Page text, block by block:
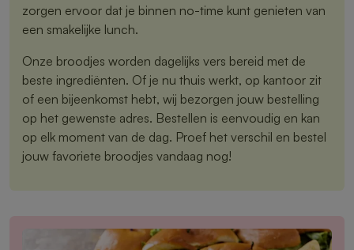
zorgen ervoor dat je binnen no-time kunt genieten van
een smakelijke lunch.
Onze broodjes worden dagelijks vers bereid met de
beste ingrediënten. Of je nu thuis werkt, op kantoor zit
of een bijeenkomst hebt, wij bezorgen jouw bestelling
op het gewenste adres. Bestellen is eenvoudig en kan
op elk moment van de dag. Proef het verschil en bestel
jouw favoriete broodjes vandaag nog!